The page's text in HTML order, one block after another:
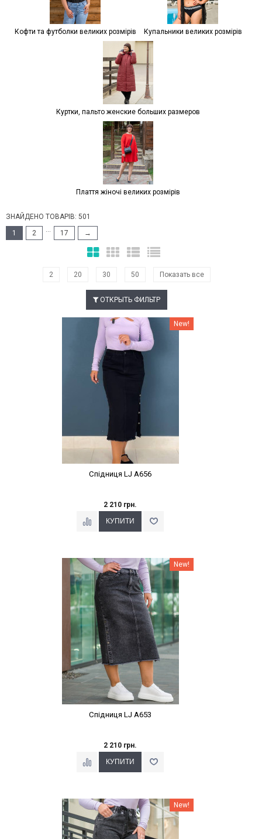
Кофти та футболки великих розмірів Купальники великих розмірів
Куртки, пальто женские больших размеров
Плаття жіночі великих розмірів
ЗНАЙДЕНО ТОВАРІВ: 501
1
2 ... 17 →
2 20 30 50 Показать все
ОТКРЫТЬ ФИЛЬТР
Наклейки Варіант з % New!
Спідниця LJ A656
2 210 грн.
Наклейки Варіант з % New!
Спідниця LJ A653
2 210 грн.
Наклейки Варіант з % New!